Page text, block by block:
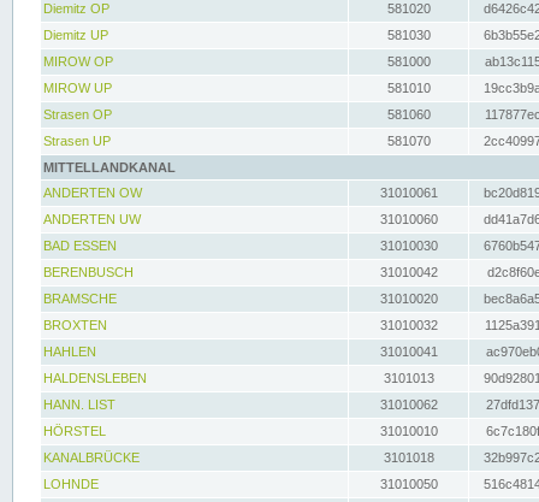
Diemitz OP
581020
Diemitz UP
581030
MIROW OP
581000
MIROW UP
581010
Strasen OP
581060
Strasen UP
581070
MITTELLANDKANAL
ANDERTEN OW
31010061
ANDERTEN UW
31010060
BAD ESSEN
31010030
BERENBUSCH
31010042
BRAMSCHE
31010020
BROXTEN
31010032
HAHLEN
31010041
HALDENSLEBEN
3101013
HANN. LIST
31010062
HÖRSTEL
31010010
KANALBRÜCKE
3101018
LOHNDE
31010050